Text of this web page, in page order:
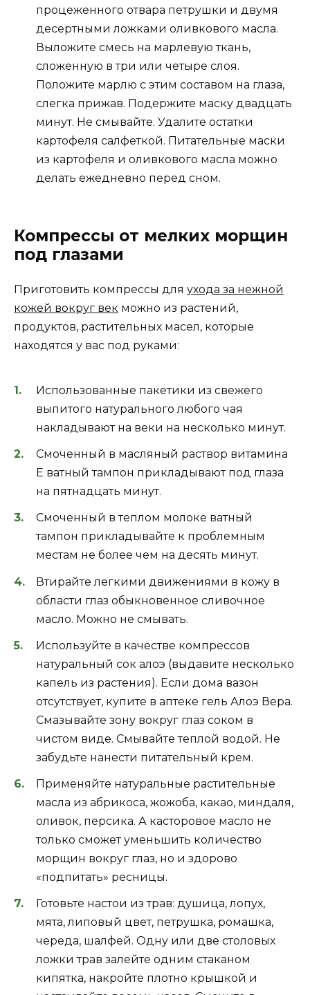
процеженного отвара петрушки и двумя
десертными ложками оливкового масла.
Выложите смесь на марлевую ткань,
сложенную в три или четыре слоя.
Положите марлю с этим составом на глаза,
слегка прижав. Подержите маску двадцать
минут. Не смывайте. Удалите остатки
картофеля салфеткой. Питательные маски
из картофеля и оливкового масла можно
делать ежедневно перед сном.
Компрессы от мелких морщин
под глазами
Приготовить компрессы для ухода за нежной
кожей вокруг век можно из растений,
продуктов, растительных масел, которые
находятся у вас под руками:
Использованные пакетики из свежего
выпитого натурального любого чая
накладывают на веки на несколько минут.
Смоченный в масляный раствор витамина
Е ватный тампон прикладывают под глаза
на пятнадцать минут.
Смоченный в теплом молоке ватный
тампон прикладывайте к проблемным
местам не более чем на десять минут.
Втирайте легкими движениями в кожу в
области глаз обыкновенное сливочное
масло. Можно не смывать.
Используйте в качестве компрессов
натуральный сок алоэ (выдавите несколько
капель из растения). Если дома вазон
отсутствует, купите в аптеке гель Алоэ Вера.
Смазывайте зону вокруг глаз соком в
чистом виде. Смывайте теплой водой. Не
забудьте нанести питательный крем.
Применяйте натуральные растительные
масла из абрикоса, жожоба, какао, миндаля,
оливок, персика. А касторовое масло не
только сможет уменьшить количество
морщин вокруг глаз, но и здорово
«подпитать» ресницы.
Готовьте настои из трав: душица, лопух,
мята, липовый цвет, петрушка, ромашка,
череда, шалфей. Одну или две столовых
ложки трав залейте одним стаканом
кипятка, накройте плотно крышкой и